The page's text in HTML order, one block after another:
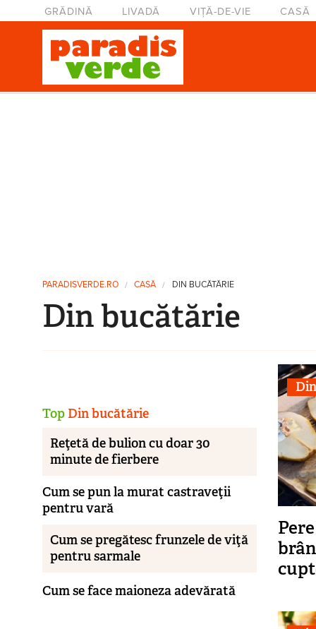
Mergi la conţinutul principal
Meniu principal
GRĂDINĂ LIVADĂ VIȚĂ-DE-VIE CASĂ
Eşti aici
PARADISVERDE.RO CASĂ DIN BUCĂTĂRIE
Din bucătărie
TopDin bucătărie
Reţetă de bulion cu doar 30
minute de fierbere
Cum se pun la murat castraveţii
pentru vară
Cum se pregătesc frunzele de viţă
pentru sarmale
Cum se face maioneza adevărată